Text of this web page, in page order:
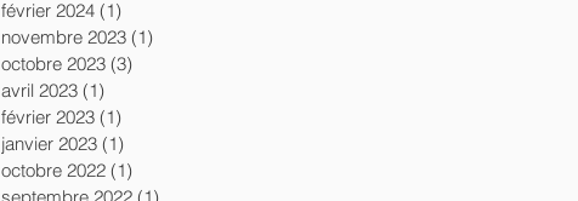
février 2024 (1)
novembre 2023 (1)
octobre 2023 (3)
avril 2023 (1)
février 2023 (1)
janvier 2023 (1)
octobre 2022 (1)